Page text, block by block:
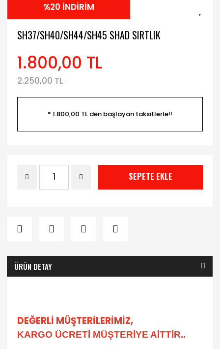
%20 İNDİRİM
SH37/SH40/SH44/SH45 SHAD SIRTLIK
1.800,00 TL
2.250,00 TL
* 1.800,00 TL den başlayan taksitlerle!!
SEPETE EKLE
ÜRÜN DETAY
DEĞERLİ MÜŞTERİLERİMİZ,
KARGO ÜCRETİ MÜŞTERİYE AİTTİR..